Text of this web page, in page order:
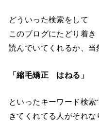
どういった検索をして
このブログにたどり着き
読んでいてくれるか、当
「縮毛矯正 はねる」
といったキーワード検索
きてくれてる人がそれ